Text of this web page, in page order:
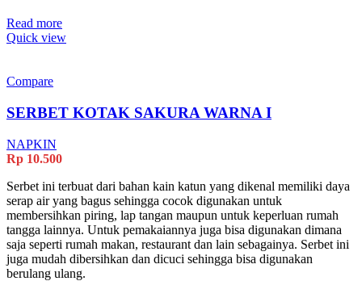
Read more
Quick view
Compare
SERBET KOTAK SAKURA WARNA I
NAPKIN
Rp 10.500
Serbet ini terbuat dari bahan kain katun yang dikenal memiliki daya
serap air yang bagus sehingga cocok digunakan untuk
membersihkan piring, lap tangan maupun untuk keperluan rumah
tangga lainnya. Untuk pemakaiannya juga bisa digunakan dimana
saja seperti rumah makan, restaurant dan lain sebagainya. Serbet ini
juga mudah dibersihkan dan dicuci sehingga bisa digunakan
berulang ulang.